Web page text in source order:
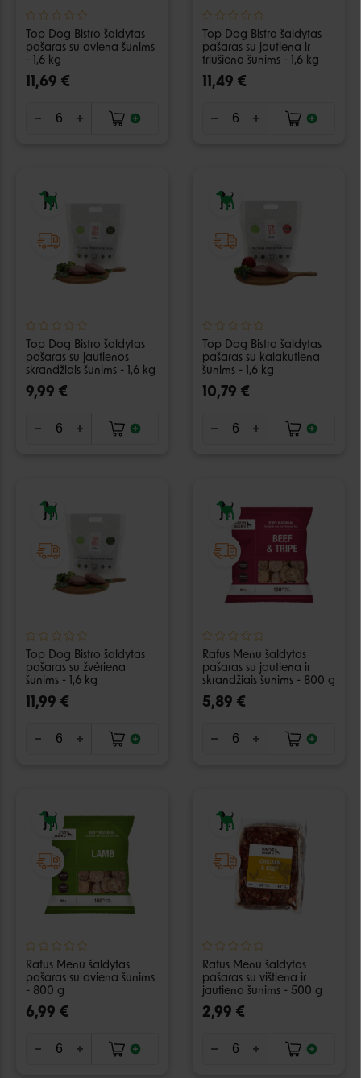
Top Dog Bistro šaldytas
pašaras su aviena šunims
- 1,6 kg
11,69 €
Top Dog Bistro šaldytas
pašaras su jautiena ir
triušiena šunims - 1,6 kg
11,49 €
Top Dog Bistro šaldytas
pašaras su jautienos
skrandžiais šunims - 1,6 kg
9,99 €
Top Dog Bistro šaldytas
pašaras su kalakutiena
šunims - 1,6 kg
10,79 €
Top Dog Bistro šaldytas
pašaras su žvėriena
šunims - 1,6 kg
11,99 €
Rafus Menu šaldytas
pašaras su jautiena ir
skrandžiais šunims - 800 g
5,89 €
Rafus Menu šaldytas
pašaras su aviena šunims
- 800 g
6,99 €
Rafus Menu šaldytas
pašaras su vištiena ir
jautiena šunims - 500 g
2,99 €